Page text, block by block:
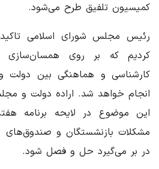
کمیسیون تلفیق طرح می‌شود.
رئیس مجلس شورای اسلامی تاکید
کردیم که بر روی همسان‌سازی
کارشناسی و هماهنگی بین
انجام خواهد شد. اراده دولت و
این موضوع در لایحه برنامه
مشکلات بازنشستگان و صندوق‌های
در بر می‌گیرد حل و فصل شود.